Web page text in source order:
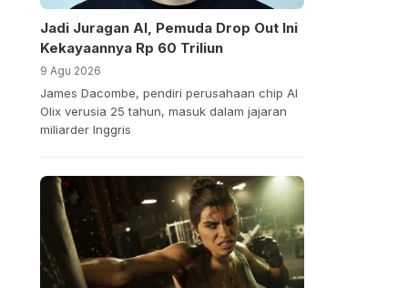
Jadi Juragan AI, Pemuda Drop Out Ini
Kekayaannya Rp 60 Triliun
9 Agu 2026
James Dacombe, pendiri perusahaan chip AI
Olix verusia 25 tahun, masuk dalam jajaran
miliarder Inggris